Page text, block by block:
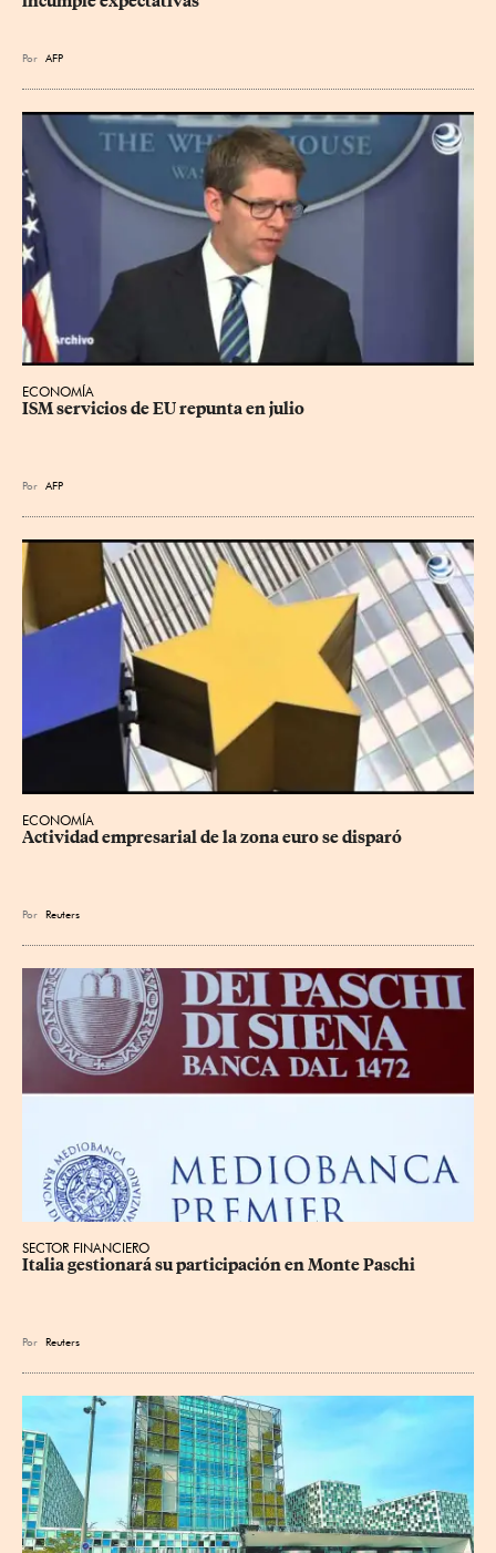
Por AFP
ECONOMÍA
ISM servicios de EU repunta en julio
Por AFP
ECONOMÍA
Actividad empresarial de la zona euro se disparó
Por Reuters
SECTOR FINANCIERO
Italia gestionará su participación en Monte Paschi
Por Reuters